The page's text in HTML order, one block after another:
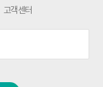
고객센터